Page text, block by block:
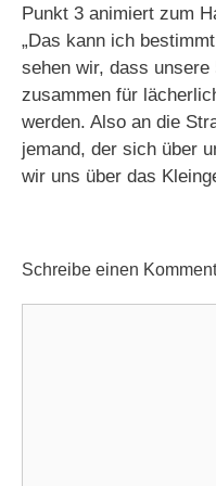
Punkt 3 animiert zum
„Das kann ich
sehen wir, dass unsere
zusammen für
werden. Also an die
jemand, der sich über
wir uns über das
Schreibe einen